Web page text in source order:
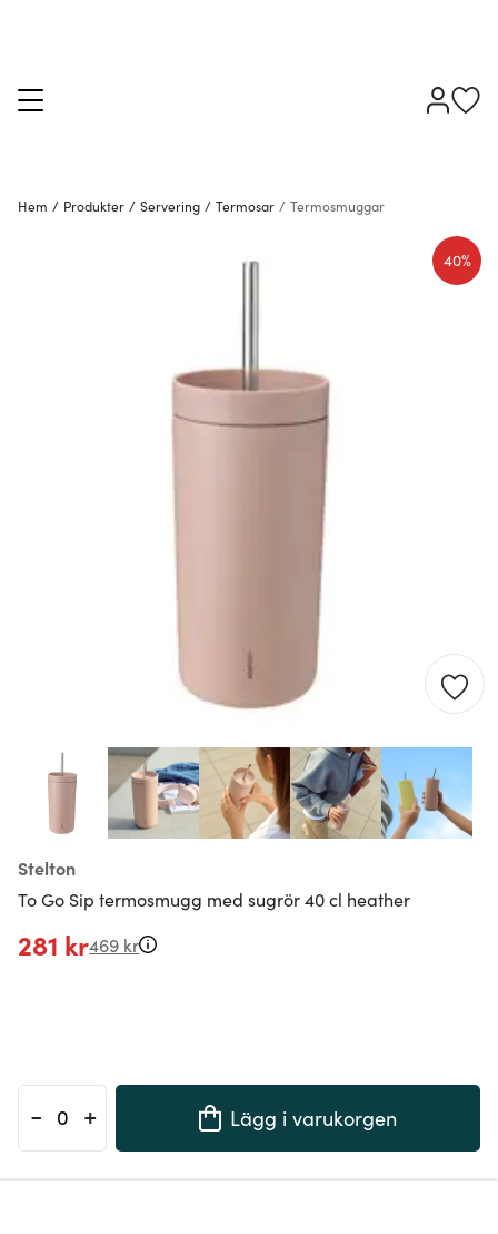
Hem / Produkter / Servering / Termosar / Termosmuggar
Stelton
To Go Sip termosmugg med sugrör 40 cl heather
40%
281 kr469 kr
- + Lägg i varukorgen